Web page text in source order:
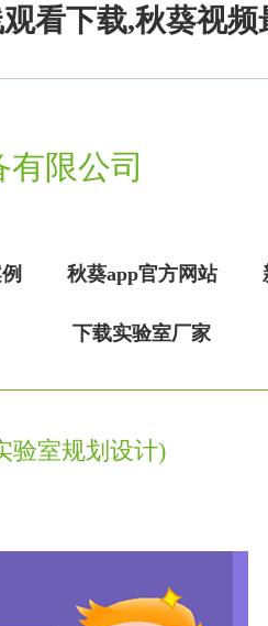
看下载,秋葵视
限公司
秋葵app官方网站
下载实验室厂家
验室规划设计)